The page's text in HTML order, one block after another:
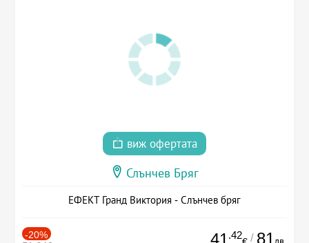
виж офертата
Слънчев Бряг
ЕФЕКТ Гранд Виктория - Слънчев бряг
-20% 41 .42 / 81